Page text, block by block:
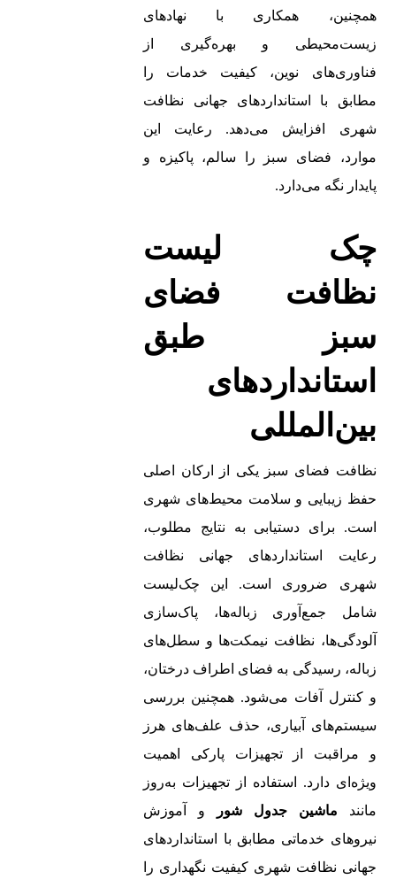
همچنین، همکاری با نهادهای
زیست‌محیطی و بهره‌گیری از
فناوری‌های نوین، کیفیت خدمات را
مطابق با استانداردهای جهانی نظافت
شهری افزایش می‌دهد. رعایت این
موارد، فضای سبز را سالم، پاکیزه و
پایدار نگه می‌دارد.
چک ‌لیست
نظافت فضای
سبز طبق
استانداردهای
بین‌المللی
نظافت فضای سبز یکی از ارکان اصلی
حفظ زیبایی و سلامت محیط‌های شهری
است. برای دستیابی به نتایج مطلوب،
رعایت استانداردهای جهانی نظافت
شهری ضروری است. این چک‌لیست
شامل جمع‌آوری زباله‌ها، پاک‌سازی
آلودگی‌ها، نظافت نیمکت‌ها و سطل‌های
زباله، رسیدگی به فضای اطراف درختان،
و کنترل آفات می‌شود. همچنین بررسی
سیستم‌های آبیاری، حذف علف‌های هرز
و مراقبت از تجهیزات پارکی اهمیت
ویژه‌ای دارد. استفاده از تجهیزات به‌روز
مانند ماشین جدول شور
و آموزش
نیروهای خدماتی مطابق با استانداردهای
جهانی نظافت شهری کیفیت نگهداری را